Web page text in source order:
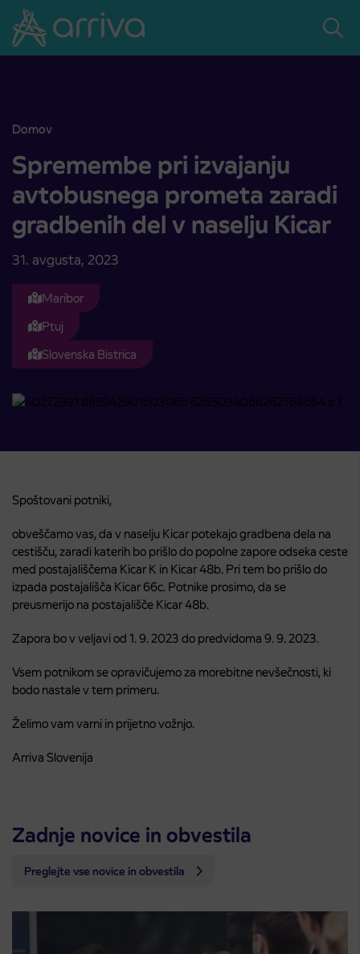
Skoči na vsebino
Domov
Spremembe pri izvajanju avtobusnega prometa zaradi gradbenih
Spremembe pri izvajanju
avtobusnega prometa zaradi
gradbenih del v naselju Kicar
31. avgusta, 2023
Maribor
Ptuj
Slovenska Bistrica
Spoštovani potniki,
obveščamo vas, da v naselju Kicar potekajo gradbena dela na
cestišču, zaradi katerih bo prišlo do popolne zapore odseka ceste
med postajališčema Kicar K in Kicar 48b. Pri tem bo prišlo do
izpada postajališča Kicar 66c. Potnike prosimo, da se
preusmerijo na postajališče Kicar 48b.
Zapora bo v veljavi od 1. 9. 2023 do predvidoma 9. 9. 2023.
Vsem potnikom se opravičujemo za morebitne nevšečnosti, ki
bodo nastale v tem primeru.
Želimo vam varni in prijetno vožnjo.
Arriva Slovenija
Zadnje novice in obvestila
Preglejte vse novice in obvestila